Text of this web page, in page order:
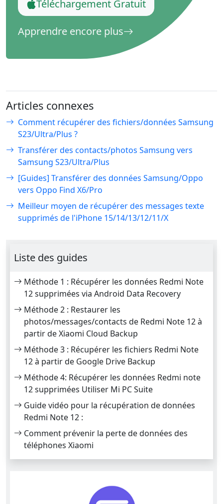
Liste des guides
Méthode 1 : Récupérer les données Redmi Note
12 supprimées via Android Data Recovery
Méthode 2 : Restaurer les
photos/messages/contacts de Redmi Note 12 à
partir de Xiaomi Cloud Backup
Méthode 3 : Récupérer les fichiers Redmi Note
12 à partir de Google Drive Backup
Méthode 4: Récupérer les données Redmi note
12 supprimées Utiliser Mi PC Suite
Guide vidéo pour la récupération de données
Redmi Note 12 :
Comment prévenir la perte de données des
téléphones Xiaomi
Téléchargement Gratuit
Apprendre encore plus
Articles connexes
Comment récupérer des fichiers/données Samsung
S23/Ultra/Plus ?
Transférer des contacts/photos Samsung vers
Samsung S23/Ultra/Plus
[Guides] Transférer des données Samsung/Oppo
vers Oppo Find X6/Pro
Meilleur moyen de récupérer des messages texte
supprimés de l'iPhone 15/14/13/12/11/X